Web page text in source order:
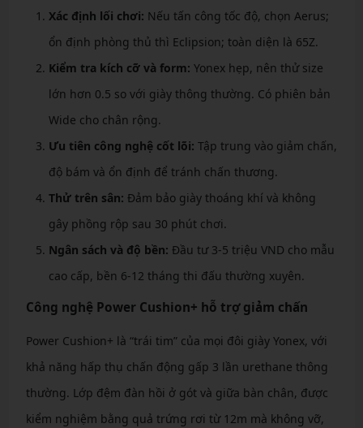
Xác định lối chơi: Nếu tấn công tốc độ, chọn Aerus;
ổn định phòng thủ thì Eclipsion; toàn diện là 65Z.
Kiểm tra kích cỡ và form: Yonex hẹp, nên thử size
lớn hơn 0.5 so với giày thông thường. Có phiên bản
Wide cho chân rộng.
Ưu tiên công nghệ cốt lõi: Tập trung vào giảm chấn,
độ bám và ổn định để tránh chấn thương.
Thử trên sân: Đảm bảo giày thoáng khí và không
gây phồng rộp sau 30 phút chơi.
Ngân sách và độ bền: Đầu tư 3-5 triệu VND cho mẫu
cao cấp, bền 6-12 tháng thi đấu thường xuyên.
Công nghệ Power Cushion+ hỗ trợ giảm chấn
Power Cushion+ là “trái tim” của mọi đôi giày Yonex, với
khả năng hấp thụ chấn động gấp 3 lần urethane thông
thường. Lớp đệm đàn hồi ở gót và giữa bàn chân, được
kiểm nghiệm bằng quả trứng rơi từ 12m mà không vỡ,